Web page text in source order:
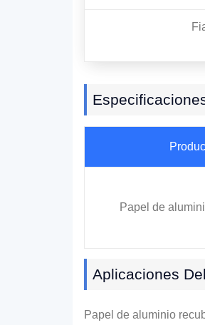
Papel de
Aplicaciones
Papel de aluminio